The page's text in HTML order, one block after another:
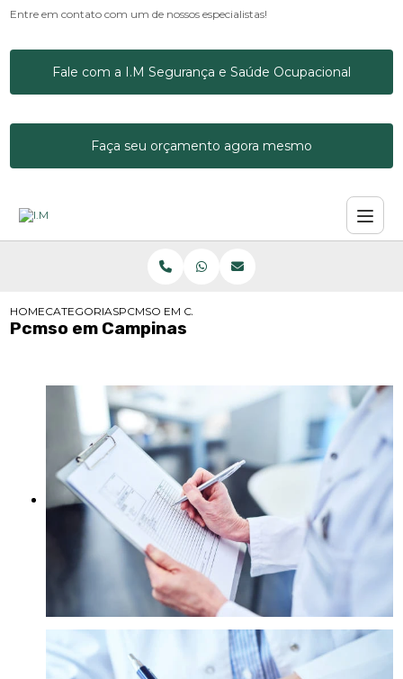
Entre em contato com um de nossos especialistas!
Fale com a I.M Segurança e Saúde Ocupacional
Faça seu orçamento agora mesmo
HOMECATEGORIASPCMSO EM CAMPINAS
Pcmso em Campinas